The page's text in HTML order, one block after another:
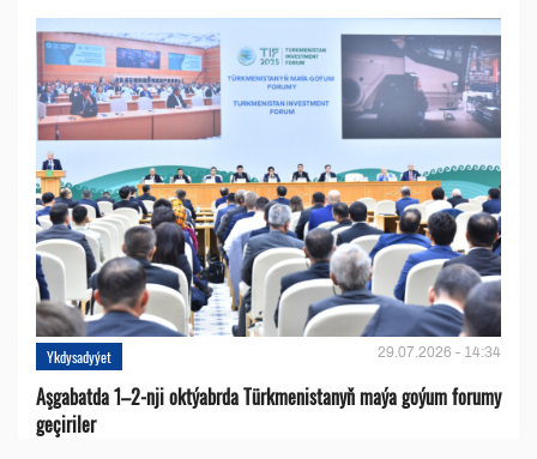
Ykdysadyýet 29.07.2026 - 14:34
Aşgabatda 1–2-nji oktýabrda Türkmenistanyň maýa goýum forumy
geçiriler